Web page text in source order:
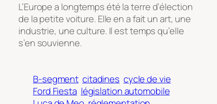
L’Europe a longtemps été la terre d’élection
de la petite voiture. Elle en a fait un art, une
industrie, une culture. Il est temps qu’elle
s’en souvienne.
B-segment citadines cycle de vie
Ford Fiesta législation automobile